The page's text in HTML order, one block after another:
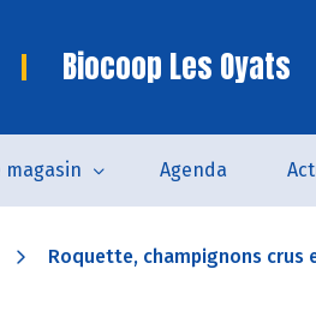
Biocoop Les Oyats
magasin Agenda
Roquette, champignons crus